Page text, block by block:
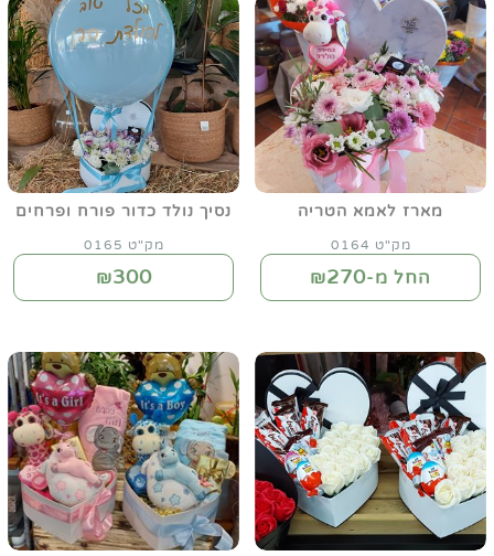
מארז לאמא הטריה
מק"ט 0164
החל מ-₪270
נסיך נולד כדור פורח ופרחים
מק"ט 0165
₪300